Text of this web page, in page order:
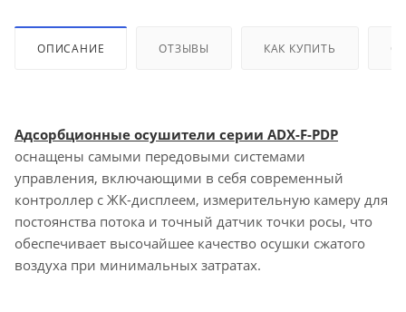
ОПИСАНИЕ ОТЗЫВЫ КАК КУПИТЬ
Адсорбционные осушители серии ADX-F-PDP
оснащены самыми передовыми системами
управления, включающими в себя современный
контроллер с ЖК-дисплеем, измерительную камеру для
постоянства потока и точный датчик точки росы, что
обеспечивает высочайшее качество осушки сжатого
воздуха при минимальных затратах.